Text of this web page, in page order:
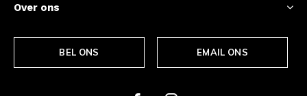
Over ons
BEL ONS EMAIL ONS